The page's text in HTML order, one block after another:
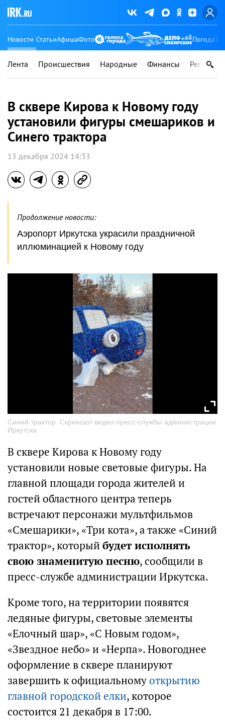
Новости СтатьиАфишаФото Погода
Лента Происшествия Народные Финансы Регионы
В сквере Кирова к Новому году
установили фигуры смешариков и
Синего трактора
13 декабря 2024 14:33
Продолжение новости:
Аэропорт Иркутска украсили праздничной
иллюминацией к Новому году
Синий трактор. Скриншот видео пресс-службы администрации
Иркутска
В сквере Кирова к Новому году
установили новые световые фигуры. На
главной площади города жителей и
гостей областного центра теперь
встречают персонажи мультфильмов
«Смешарики», «Три кота», а также «Синий
трактор», который будет исполнять
свою знаменитую песню, сообщили в
пресс-службе администрации Иркутска.
Кроме того, на территории появятся
ледяные фигуры, световые элементы
«Елочный шар», «С Новым годом»,
«Звездное небо» и «Нерпа». Новогоднее
оформление в сквере планируют
завершить к официальномуоткрытию
главной городской елки, которое
состоится 21 декабря в 17:00.